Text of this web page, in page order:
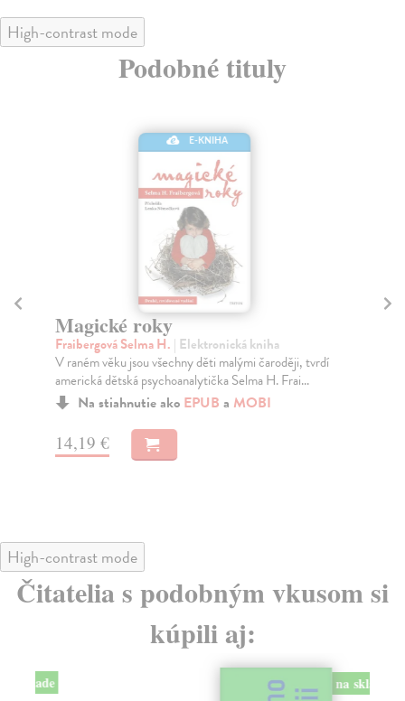
High-contrast mode
Podobné tituly
E-KNIHA
Magické roky
Fraibergová Selma H. | Elektronická kniha
V raném věku jsou všechny děti malými čaroději, tvrdí
americká dětská psychoanalytička Selma H. Frai...
Na stiahnutie ako EPUBa MOBI
14,19 €
High-contrast mode
Čitatelia s podobným vkusom si
kúpili aj:
na sklade